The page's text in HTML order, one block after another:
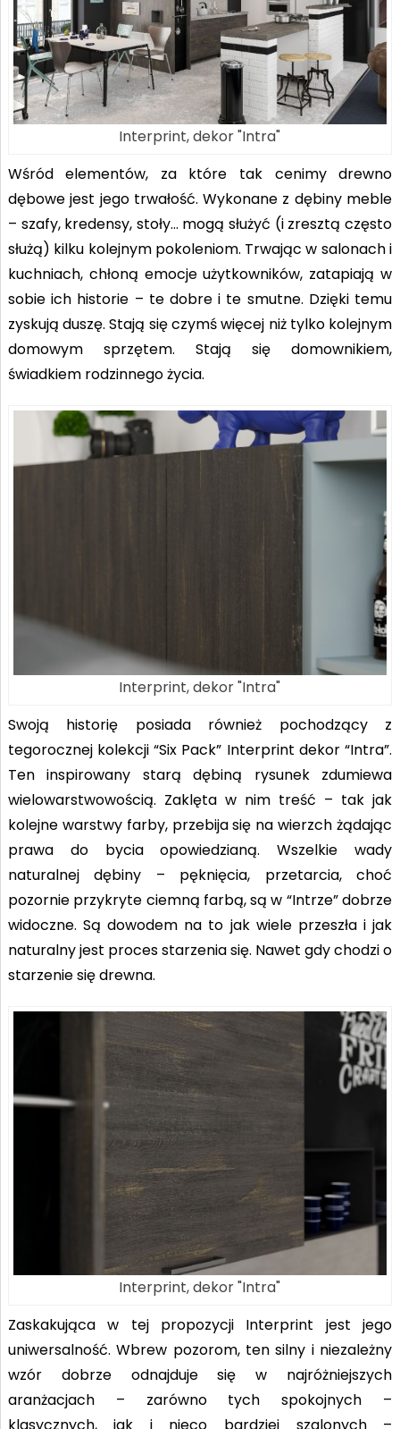
Interprint, dekor "Intra"
Wśród elementów, za które tak cenimy drewno
dębowe jest jego trwałość. Wykonane z dębiny meble
– szafy, kredensy, stoły… mogą służyć (i zresztą często
służą) kilku kolejnym pokoleniom. Trwając w salonach i
kuchniach, chłoną emocje użytkowników, zatapiają w
sobie ich historie – te dobre i te smutne. Dzięki temu
zyskują duszę. Stają się czymś więcej niż tylko kolejnym
domowym sprzętem. Stają się domownikiem,
świadkiem rodzinnego życia.
Interprint, dekor "Intra"
Swoją historię posiada również pochodzący z
tegorocznej kolekcji “Six Pack” Interprint dekor “Intra”.
Ten inspirowany starą dębiną rysunek zdumiewa
wielowarstwowością. Zaklęta w nim treść – tak jak
kolejne warstwy farby, przebija się na wierzch żądając
prawa do bycia opowiedzianą. Wszelkie wady
naturalnej dębiny – pęknięcia, przetarcia, choć
pozornie przykryte ciemną farbą, są w “Intrze” dobrze
widoczne. Są dowodem na to jak wiele przeszła i jak
naturalny jest proces starzenia się. Nawet gdy chodzi o
starzenie się drewna.
Interprint, dekor "Intra"
Zaskakująca w tej propozycji Interprint jest jego
uniwersalność. Wbrew pozorom, ten silny i niezależny
wzór dobrze odnajduje się w najróżniejszych
aranżacjach – zarówno tych spokojnych –